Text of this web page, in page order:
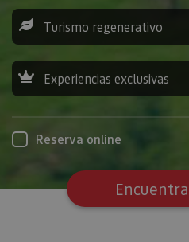
Turismo regenerativo
Experiencias exclusivas
Reserva online